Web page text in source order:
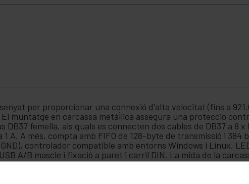
per proporcionar una connexió d'alta velocitat (fins a
muntatge en carcassa metàl·lica assegura una protecció
femella, als quals es connecten dos cables de DB37 a 8 x
A. A més, compta amb FIFO de 128-byte de transmissió i 384
GND), controlador compatible amb entorns Windows i Linux,
A/B mascle i fixació a paret i carril DIN. La mida de la